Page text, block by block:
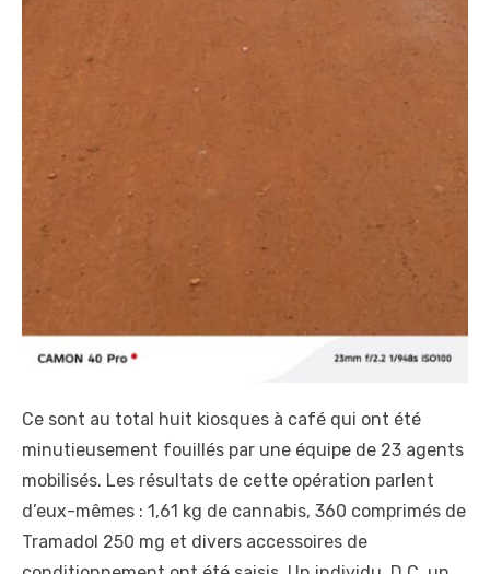
Ce sont au total huit kiosques à café qui ont été
minutieusement fouillés par une équipe de 23 agents
mobilisés. Les résultats de cette opération parlent
d’eux-mêmes : 1,61 kg de cannabis, 360 comprimés de
Tramadol 250 mg et divers accessoires de